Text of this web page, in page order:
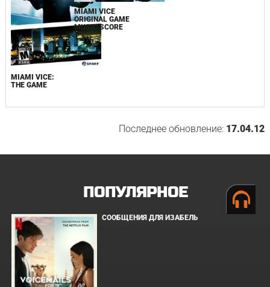
MIAMI VICE:
THE GAME
MIAMI VICE
ORIGINAL GAME
MUSIC SCORE
Последнее обновление: 17.04.12
ПОПУЛЯРНОЕ
СООБЩЕНИЯ ДЛЯ ИЗАБЕЛЬ